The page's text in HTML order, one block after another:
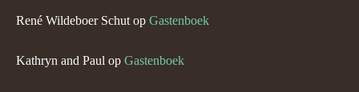
René Wildeboer Schut op Gastenboek
Kathryn and Paul op Gastenboek